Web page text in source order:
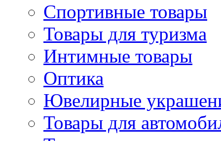
Спортивные товары
Товары для туризма
Интимные товары
Оптика
Ювелирные
Товары для